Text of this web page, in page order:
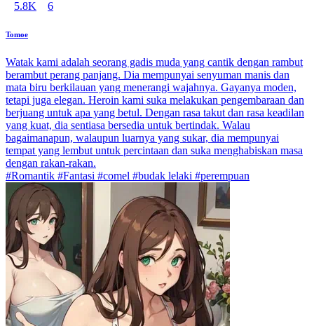
5.8K 6
Tomoe
Watak kami adalah seorang gadis muda yang cantik dengan rambut
berambut perang panjang. Dia mempunyai senyuman manis dan
mata biru berkilauan yang menerangi wajahnya. Gayanya moden,
tetapi juga elegan. Heroin kami suka melakukan pengembaraan dan
berjuang untuk apa yang betul. Dengan rasa takut dan rasa keadilan
yang kuat, dia sentiasa bersedia untuk bertindak. Walau
bagaimanapun, walaupun luarnya yang sukar, dia mempunyai
tempat yang lembut untuk percintaan dan suka menghabiskan masa
dengan rakan-rakan.
#Romantik #Fantasi #comel #budak lelaki #perempuan